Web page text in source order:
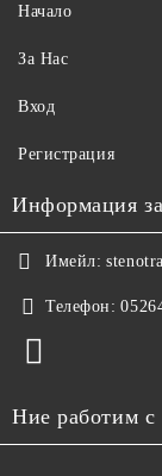
Начало
За Нас
Вход
Регистрация
Информация
Имейл:
Телефон:
Ние работим с